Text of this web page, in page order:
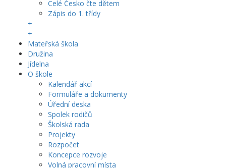
Celé Česko čte dětem
Zápis do 1. třídy
+
+
Mateřská škola
Družina
Jídelna
O škole
Kalendář akcí
Formuláře a dokumenty
Úřední deska
Spolek rodičů
Školská rada
Projekty
Rozpočet
Koncepce rozvoje
Volná pracovní místa